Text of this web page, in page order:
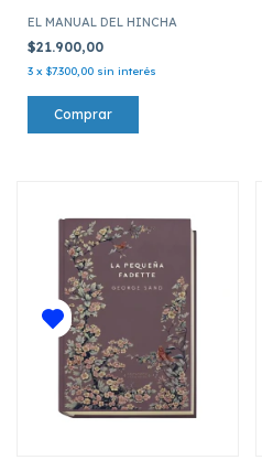
EL MANUAL DEL HINCHA
$21.900,00
3 x $7.300,00 sin interés